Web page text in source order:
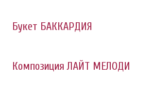
Букет БАККАРДИЯ
Композиция ЛАЙТ МЕЛОДИ